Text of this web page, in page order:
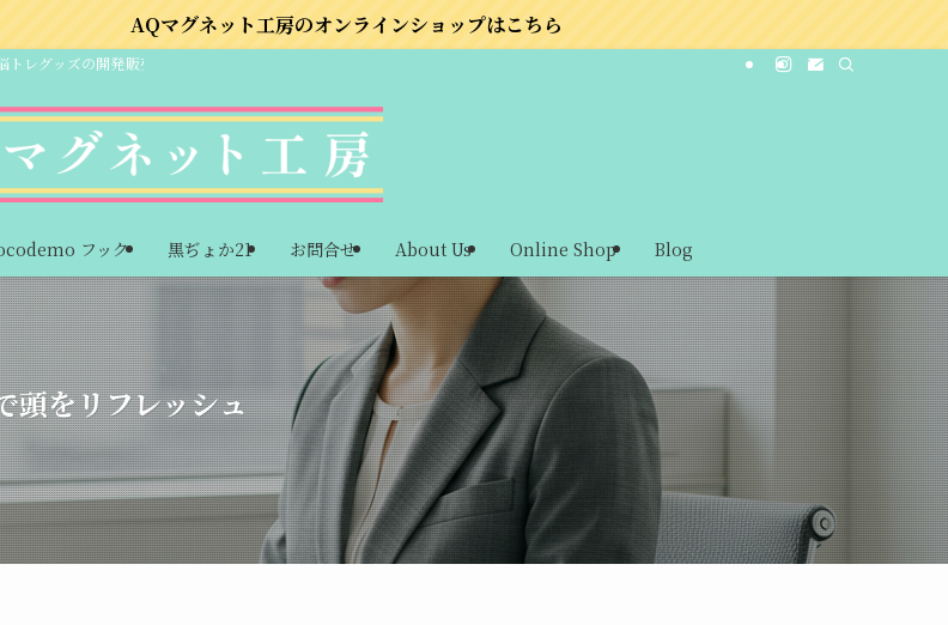
ット工房のオンラインショップはこちら
レグッズの開発販売
フック 黒ぢょか21 お問合せ About Us Online Shop Blog
頭をリフレッシュ